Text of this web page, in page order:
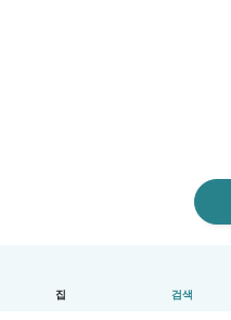
집 검색